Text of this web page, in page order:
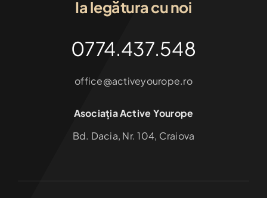
Ia legătura cu noi
0774.437.548
office@activeyourope.ro
Asociația Active Yourope
Bd. Dacia, Nr. 104, Craiova